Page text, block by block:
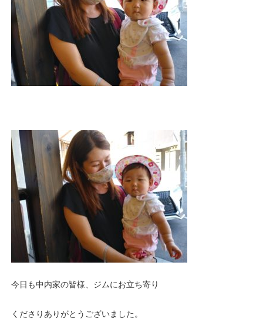
今日も中内家の皆様、ジムにお立ち寄り
くださりありがとうございました。